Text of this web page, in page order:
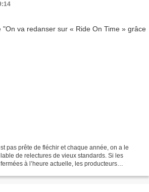
pas prête de fléchir et chaque année, on a le
de relectures de vieux standards. Si les
à l’heure actuelle, les producteurs